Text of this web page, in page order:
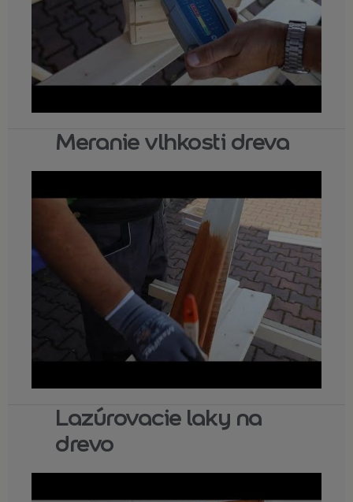
Meranie vlhkosti dreva
Lazúrovacie laky na
drevo